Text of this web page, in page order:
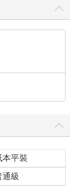
本平裝
通級